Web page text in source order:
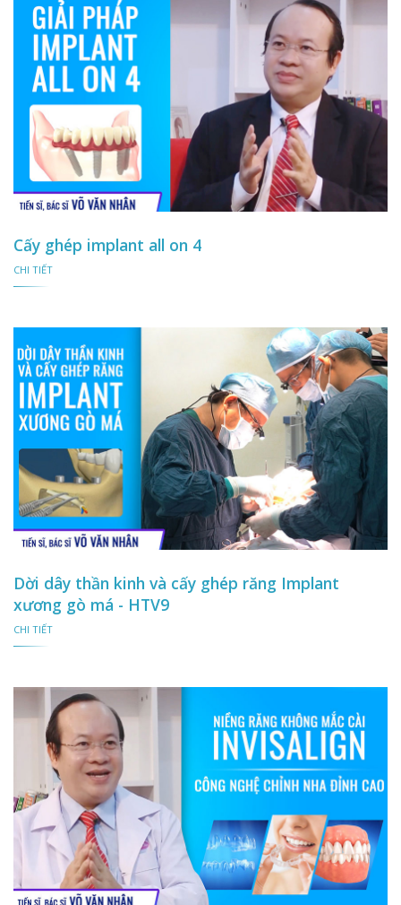
Cấy ghép implant all on 4
CHI TIẾT
Dời dây thần kinh và cấy ghép răng Implant
xương gò má - HTV9
CHI TIẾT